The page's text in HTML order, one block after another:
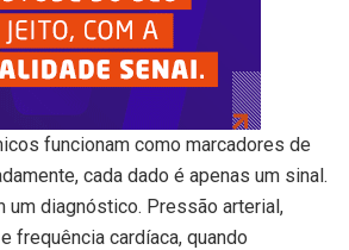
funcionam como marcadores de
cada dado é apenas um sinal.
um diagnóstico. Pressão arterial,
frequência cardíaca, quando